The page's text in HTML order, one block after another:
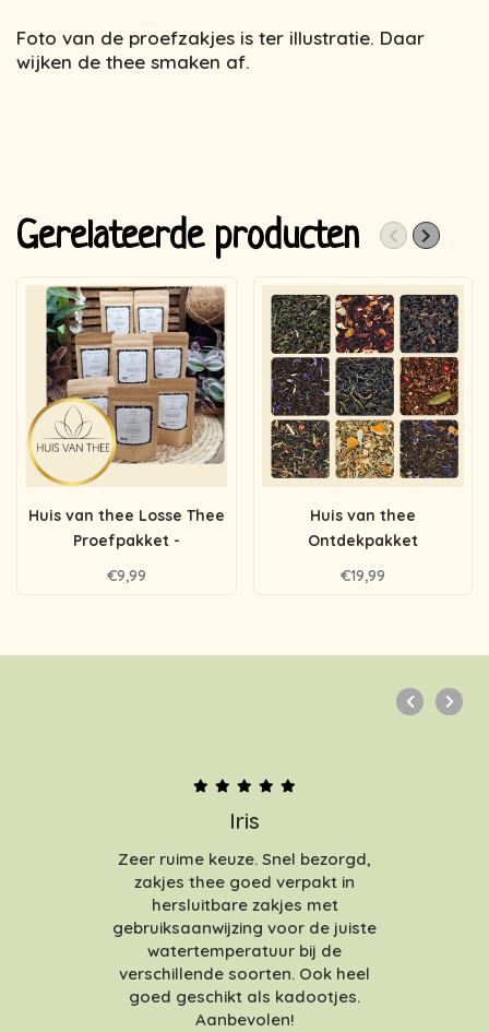
Foto van de proefzakjes is ter illustratie. Daar
wijken de thee smaken af.
Gerelateerde producten
Huis van thee Losse Thee
Proefpakket -
Kruidenthee
€9,99
Huis van thee
Ontdekpakket
€19,99
Iris
Zeer ruime keuze. Snel bezorgd,
zakjes thee goed verpakt in
hersluitbare zakjes met
gebruiksaanwijzing voor de juiste
watertemperatuur bij de
verschillende soorten. Ook heel
goed geschikt als kadootjes.
Aanbevolen!